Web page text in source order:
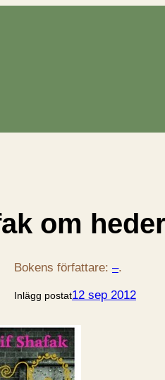
om heder
Bokens författare: –.
Inlägg postat12 sep 2012